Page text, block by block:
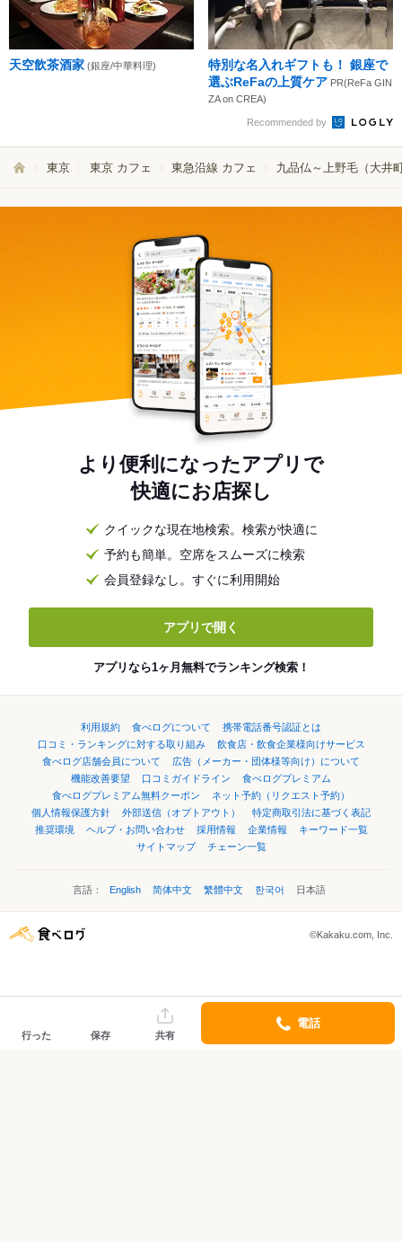
天空飲茶酒家 (銀座/中華料理)
特別な名入れギフトも！ 銀座で
選ぶReFaの上質ケア PR(ReFa GIN
ZA on CREA)
Recommended by
東京 東京 カフェ 東急沿線 カフェ 九品仏～上野毛（大井
より便利になったアプリで
快適にお店探し
クイックな現在地検索。検索が快適に
予約も簡単。空席をスムーズに検索
会員登録なし。すぐに利用開始
アプリで開く
アプリなら1ヶ月無料でランキング検索！
利用規約 食べログについて
携帯電話番号認証とは
口コミ・ランキングに対する取り組み
飲食店・飲食企業様向けサービス
食べログ店舗会員について
広告（メーカー・団体様等向け）について
機能改善要望
口コミガイドライン
食べログプレミアム
食べログプレミアム無料クーポン
ネット予約（リクエスト予約）
個人情報保護方針
外部送信（オプトアウト）
特定商取引法に基づく表記
推奨環境
ヘルプ・お問い合わせ 採用情報 企業情報
キーワード一覧
サイトマップ
チェーン一覧
言語： English 简体中文 繁體中文 한국어 日本語
©Kakaku.com, Inc.
行った 保存 共有
電話